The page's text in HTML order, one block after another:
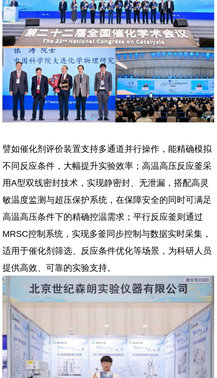
譬如催化剂评价装置支持多通道并行操作，能精确模拟
不同反应条件，大幅提升实验效率；高温高压反应釜采
用A型双线密封技术，实现静密封、无泄漏，搭配高灵
敏温度监测与超压保护系统，在保障安全的同时可满足
高温高压条件下的精确控温需求；平行反应釜则通过
MRSC控制系统，实现多釜同步控制与数据实时采集，
适用于催化剂筛选、反应条件优化等场景，为科研人员
提供高效、可靠的实验支持。